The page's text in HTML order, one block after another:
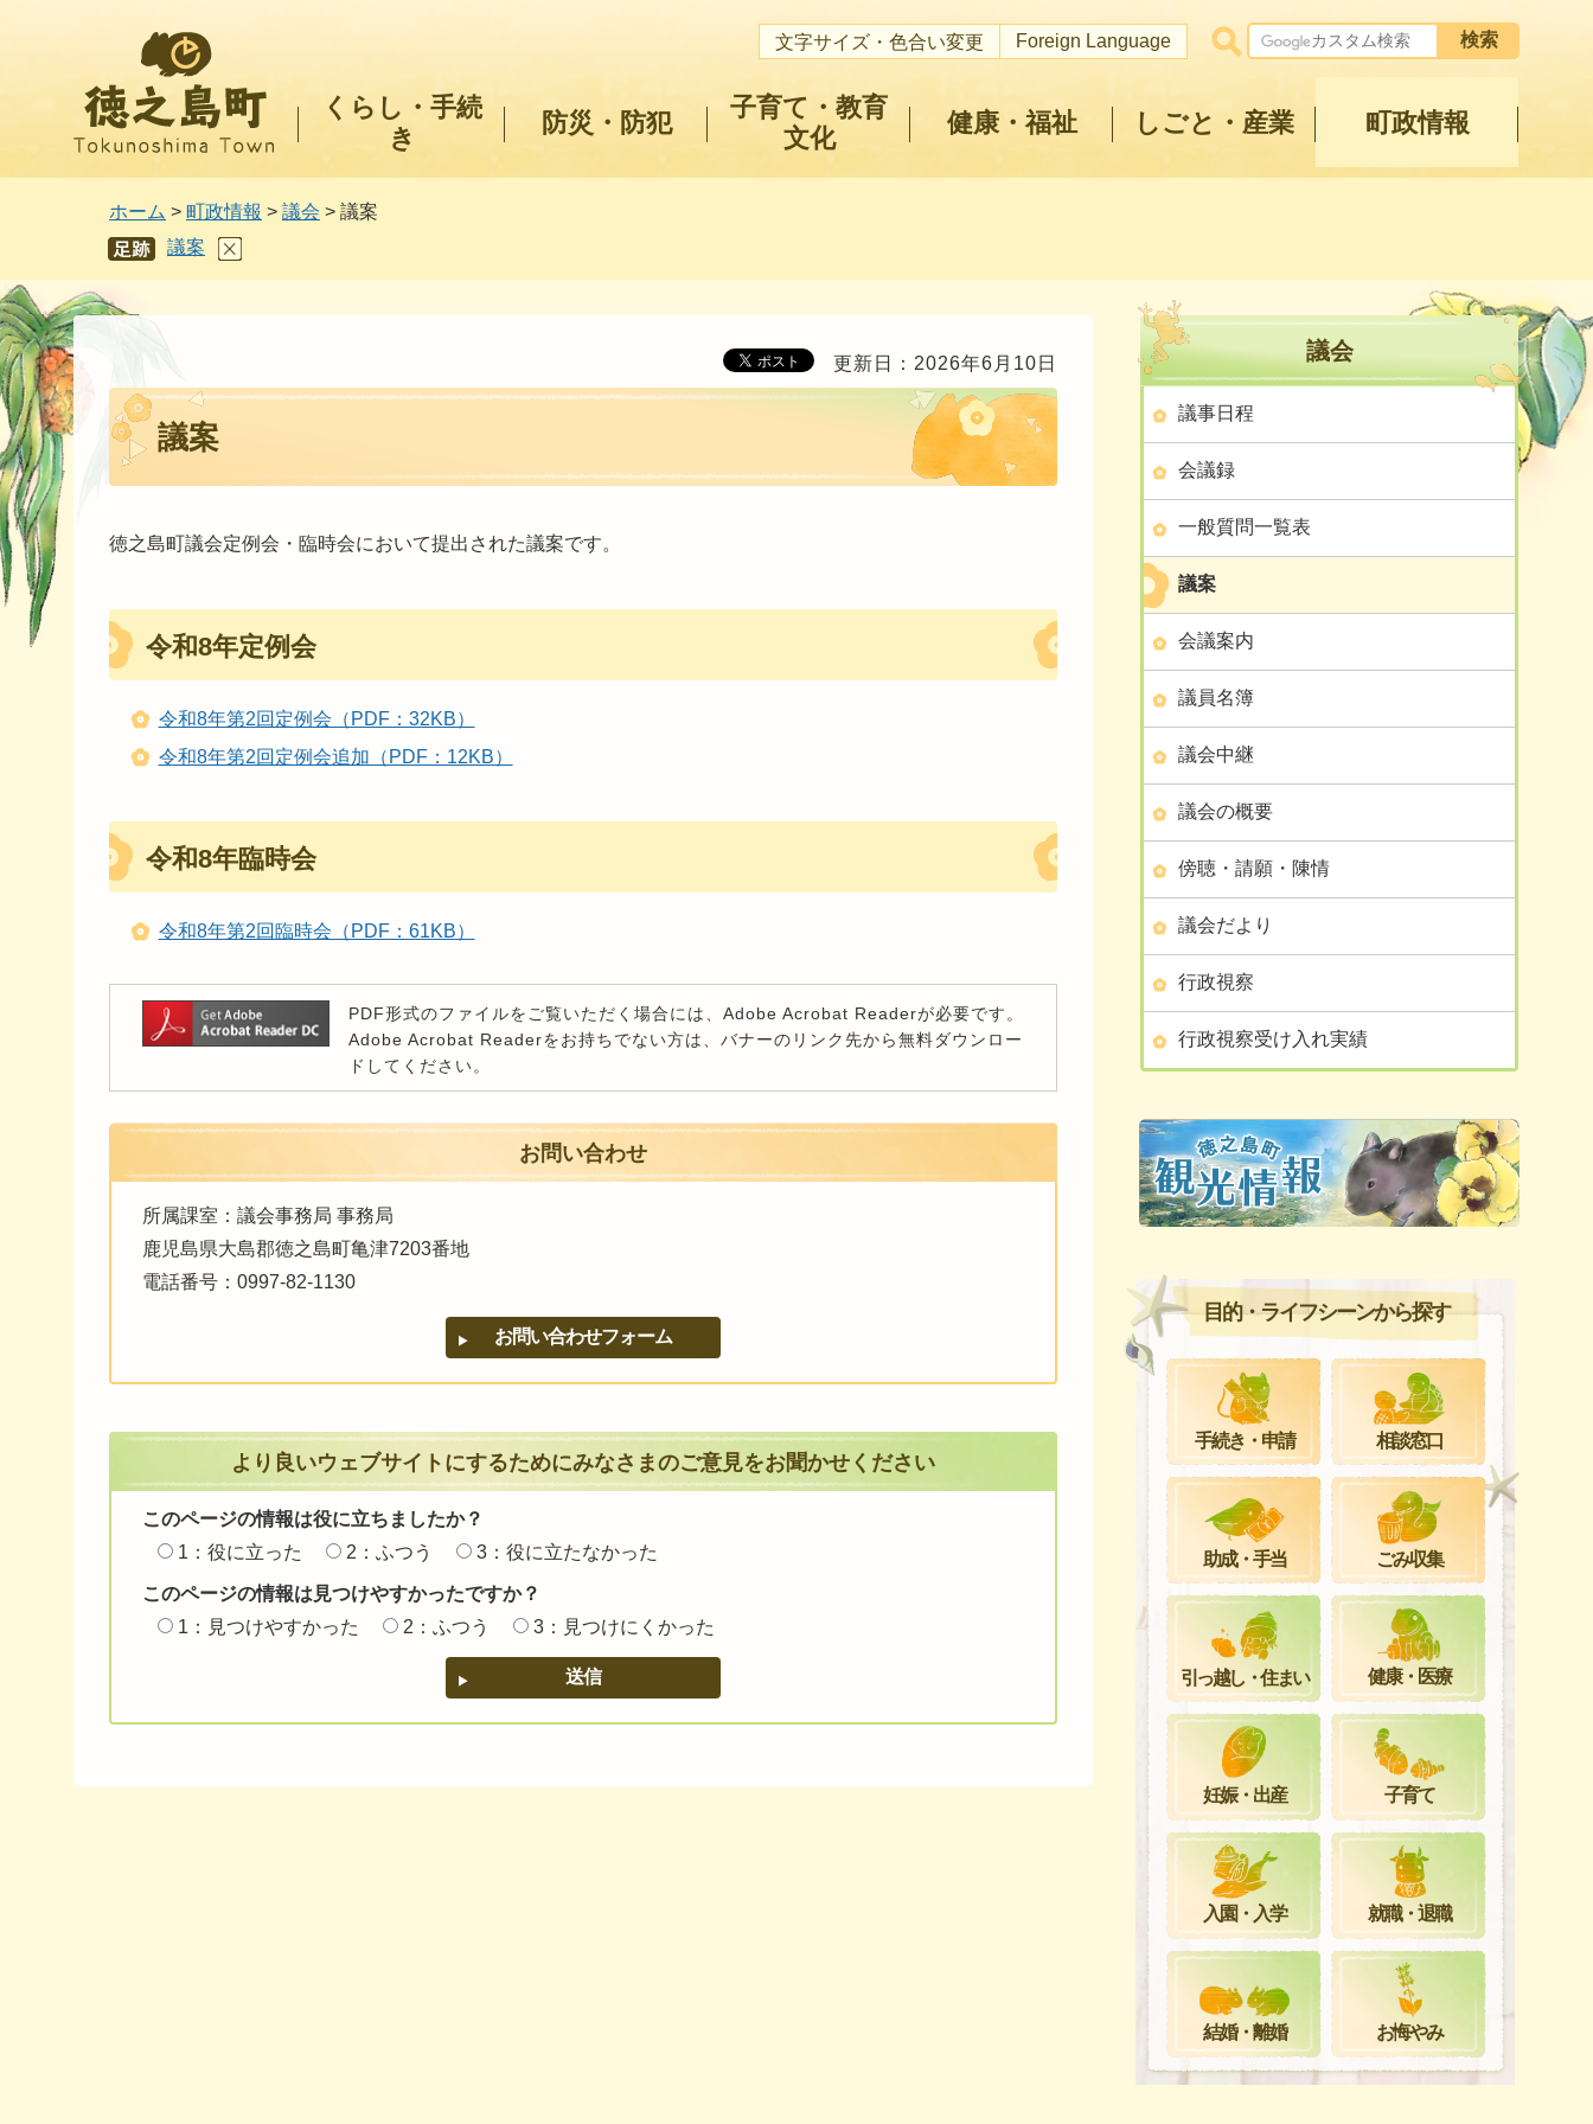
文字サイズ・色合い変更 Foreign Language
くらし・手続
き
防災・防犯
子育て・教育
文化
健康・福祉 しごと・産業 町政情報
ホーム > 町政情報 > 議会 > 議案
あし
あと
議案
更新日：2026年6月10日
議案
徳之島町議会定例会・臨時会において提出された議案です。
令和8年定例会
令和8年第2回定例会（PDF：32KB）
令和8年第2回定例会追加（PDF：12KB）
令和8年臨時会
令和8年第2回臨時会（PDF：61KB）
PDF形式のファイルをご覧いただく場合には、Adobe Acrobat Readerが必要です。
Adobe Acrobat Readerをお持ちでない方は、バナーのリンク先から無料ダウンロー
ドしてください。
お問い合わせ
所属課室：議会事務局 事務局
鹿児島県大島郡徳之島町亀津7203番地
電話番号：0997-82-1130
より良いウェブサイトにするためにみなさまのご意見をお聞かせください
このページの情報は役に立ちましたか？
1：役に立った
2：ふつう 3：役に立たなかった
このページの情報は見つけやすかったですか？
1：見つけやすかった
2：ふつう 3：見つけにくかった
議会
議事日程
会議録
一般質問一覧表
議案
会議案内
議員名簿
議会中継
議会の概要
傍聴・請願・陳情
議会だより
行政視察
行政視察受け入れ実績
目的・ライフシーンから探す
手続き・申請 相談窓口
助成・手当 ごみ収集
引っ越し・住まい 健康・医療
妊娠・出産 子育て
入園・入学 就職・退職
結婚・離婚 お悔やみ